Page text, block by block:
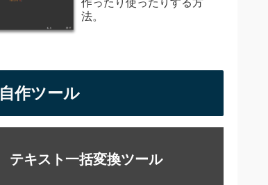
法。
自作ツール
テキスト一括変換ツール